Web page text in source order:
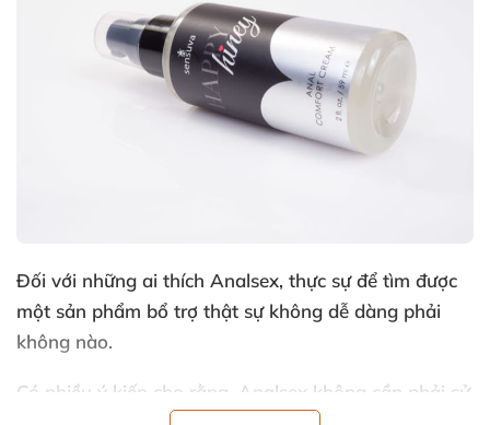
Đối với những ai thích Analsex, thực sựđể tìm được
một sản phẩm bổ trợ thật sự không dễ dàng phải
không nào.
Có nhiều ý kiến cho rằng , Analsex không cần phải sử